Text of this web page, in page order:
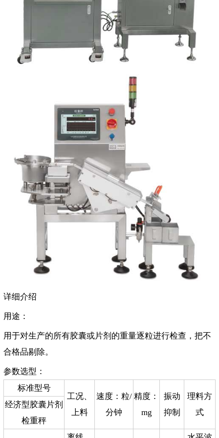
详细介绍
用途：
用于对生产的所有胶囊或片剂的重量逐粒进行检查，把不
合格品剔除。
参数选型：
标准型号
工况、
上料
速度：粒/
分钟
精度：
mg
振动
抑制
理料方
式
经济型胶囊片剂
检重秤